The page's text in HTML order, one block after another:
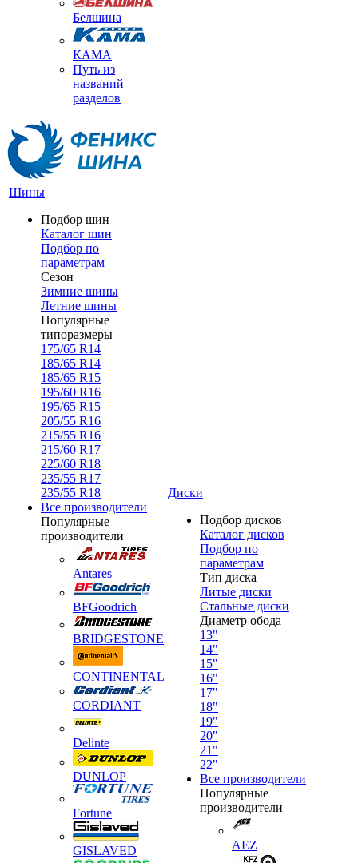
Белшина
КАМА
Путь из
названий
разделов
Шины
Подбор шин
Каталог шин
Подбор по
параметрам
Сезон
Зимние шины
Летние шины
Популярные
типоразмеры
175/65 R14
185/65 R14
185/65 R15
195/60 R16
195/65 R15
205/55 R16
215/55 R16
215/60 R17
225/60 R18
235/55 R17
235/55 R18
Все производители
Популярные
производители
Antares
BFGoodrich
BRIDGESTONE
CONTINENTAL
CORDIANT
Delinte
DUNLOP
Fortune
GISLAVED
Диски
Подбор дисков
Каталог дисков
Подбор по
параметрам
Тип диска
Литые диски
Стальные диски
Диаметр обода
13"
14"
15"
16"
17"
18"
19"
20"
21"
22"
Все производители
Популярные
производители
AEZ